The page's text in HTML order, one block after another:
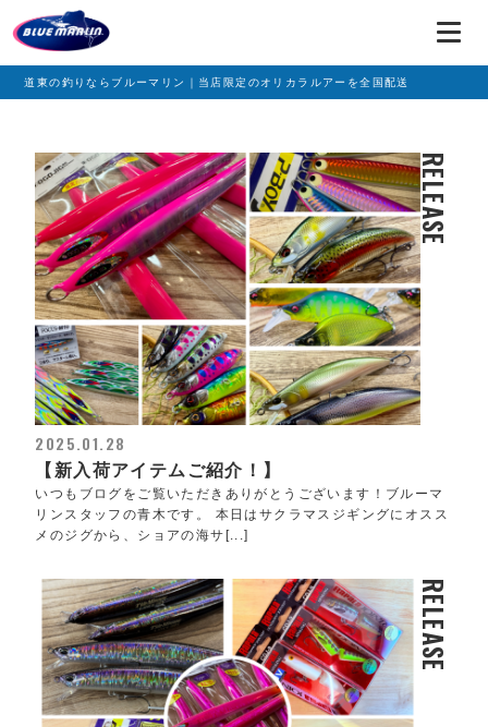
道東の釣りならブルーマリン｜当店限定のオリカラルアーを全国配送
RELEASE
2025.01.28
【新入荷アイテムご紹介！】
いつもブログをご覧いただきありがとうございます！ブルーマ
リンスタッフの青木です。 本日はサクラマスジギングにオスス
メのジグから、ショアの海サ[...]
RELEASE